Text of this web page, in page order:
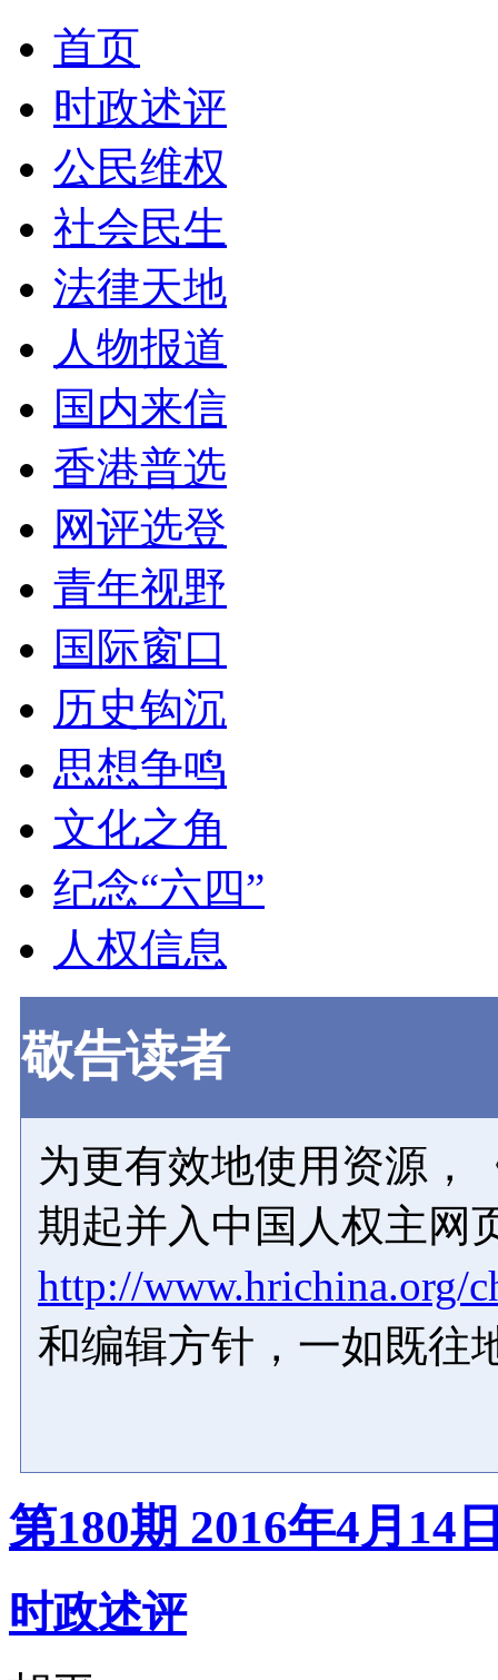
首页
时政述评
公民维权
社会民生
法律天地
人物报道
国内来信
香港普选
网评选登
青年视野
国际窗口
历史钩沉
思想争鸣
文化之角
纪念“六四”
人权信息
敬告读者
为更有效地使用资源，
期起并入中国人权主网
http://www.hrichina.org/
和编辑方针，一如既往
第180期 2016年4月14
时政述评